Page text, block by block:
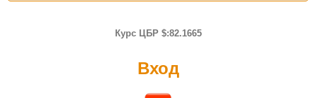
Курс ЦБР $:82.1665
Вход